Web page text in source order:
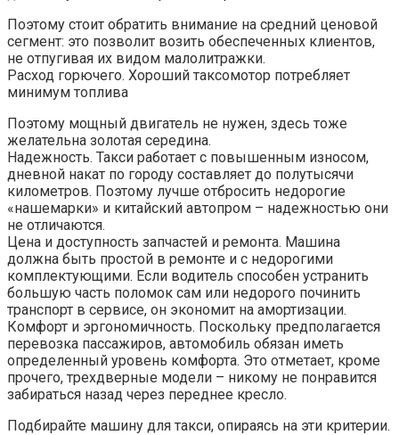
Поэтому стоит обратить внимание на средний ценовой
сегмент: это позволит возить обеспеченных клиентов,
не отпугивая их видом малолитражки.
Расход горючего. Хороший таксомотор потребляет
минимум топлива
Поэтому мощный двигатель не нужен, здесь тоже
желательна золотая середина.
Надежность. Такси работает с повышенным износом,
дневной накат по городу составляет до полутысячи
километров. Поэтому лучше отбросить недорогие
«нашемарки» и китайский автопром – надежностью они
не отличаются.
Цена и доступность запчастей и ремонта. Машина
должна быть простой в ремонте и с недорогими
комплектующими. Если водитель способен устранить
большую часть поломок сам или недорого починить
транспорт в сервисе, он экономит на амортизации.
Комфорт и эргономичность. Поскольку предполагается
перевозка пассажиров, автомобиль обязан иметь
определенный уровень комфорта. Это отметает, кроме
прочего, трехдверные модели – никому не понравится
забираться назад через переднее кресло.
Подбирайте машину для такси, опираясь на эти критерии.